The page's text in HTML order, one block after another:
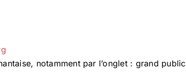
notamment par l’onglet : grand public